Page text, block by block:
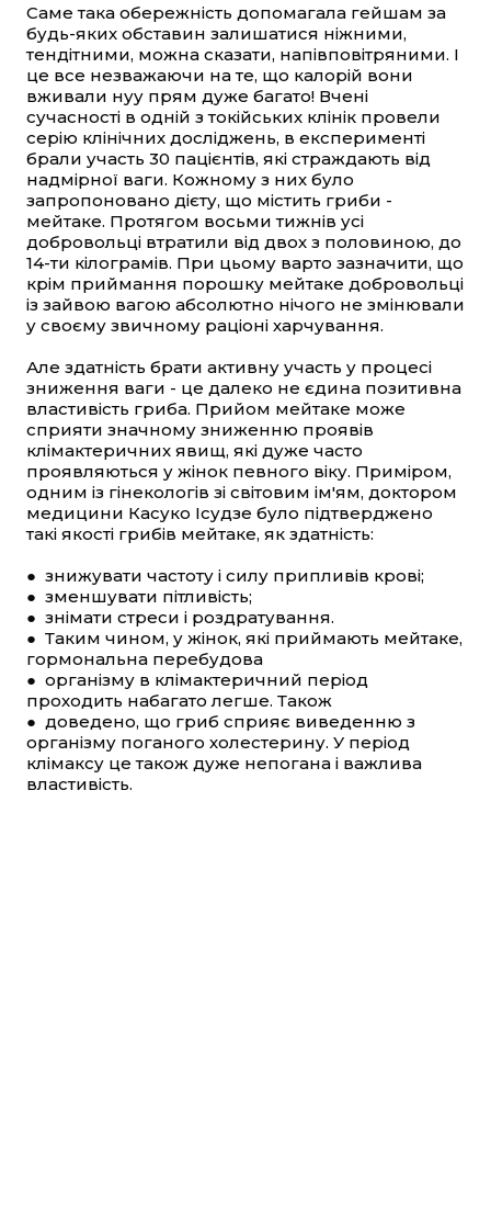
Саме така обережність допомагала гейшам за
будь-яких обставин залишатися ніжними,
тендітними, можна сказати, напівповітряними. І
це все незважаючи на те, що калорій вони
вживали нуу прям дуже багато! Вчені
сучасності в одній з токійських клінік провели
серію клінічних досліджень, в експерименті
брали участь 30 пацієнтів, які страждають від
надмірної ваги. Кожному з них було
запропоновано дієту, що містить гриби -
мейтаке. Протягом восьми тижнів усі
добровольці втратили від двох з половиною, до
14-ти кілограмів. При цьому варто зазначити, що
крім приймання порошку мейтаке добровольці
із зайвою вагою абсолютно нічого не змінювали
у своєму звичному раціоні харчування.
Але здатність брати активну участь у процесі
зниження ваги - це далеко не єдина позитивна
властивість гриба. Прийом мейтаке може
сприяти значному зниженню проявів
клімактеричних явищ, які дуже часто
проявляються у жінок певного віку. Приміром,
одним із гінекологів зі світовим ім'ям, доктором
медицини Касуко Ісудзе було підтверджено
такі якості грибів мейтаке, як здатність:
● знижувати частоту і силу припливів крові;
● зменшувати пітливість;
● знімати стреси і роздратування.
● Таким чином, у жінок, які приймають мейтаке,
гормональна перебудова
● організму в клімактеричний період
проходить набагато легше. Також
● доведено, що гриб сприяє виведенню з
організму поганого холестерину. У період
клімаксу це також дуже непогана і важлива
властивість.